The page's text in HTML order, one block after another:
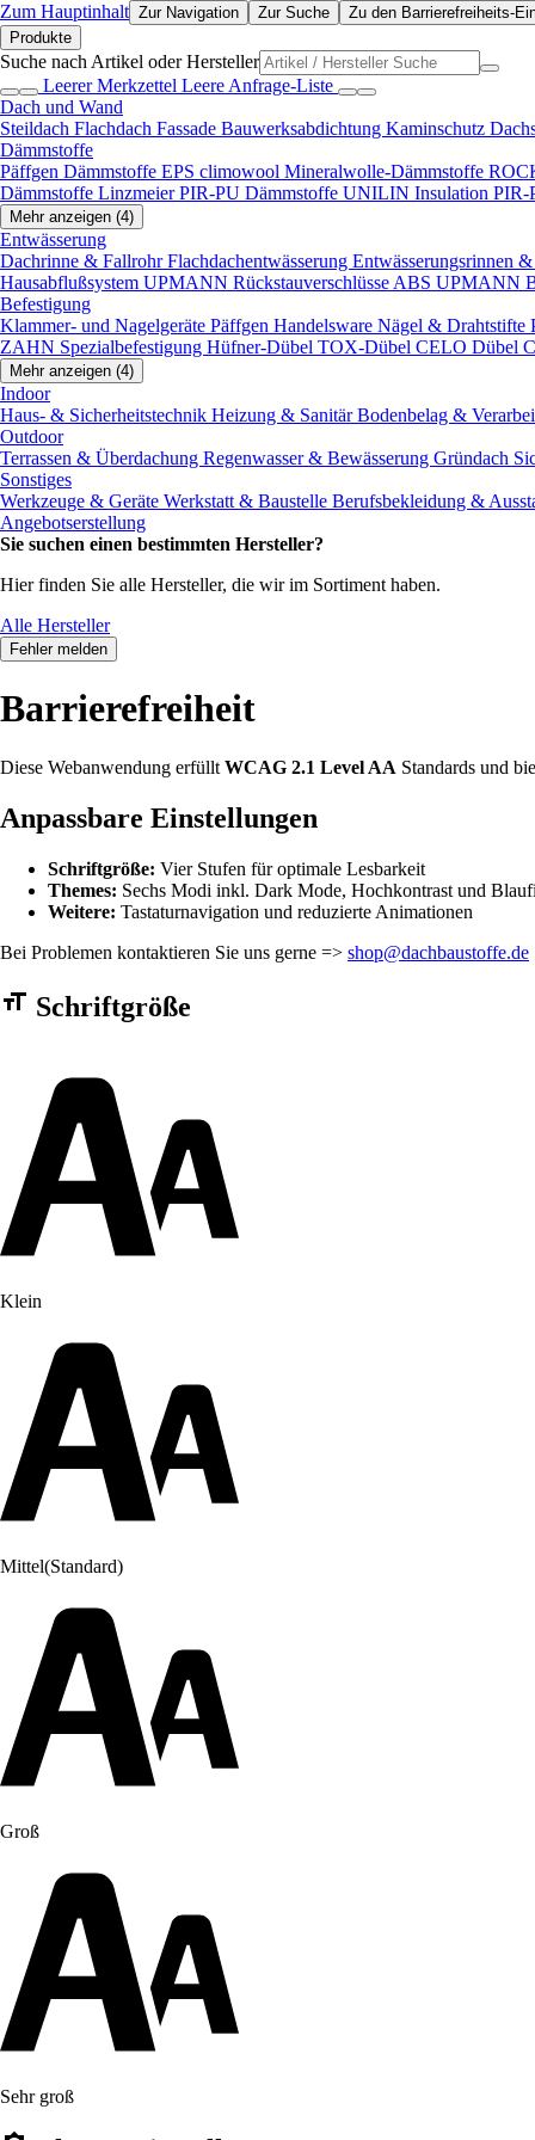
Zum Hauptinhalt Zur Navigation Zur Suche
Zu den Barrierefreiheits-
Produkte
Suche nach Artikel oder Hersteller
Leerer Merkzettel Leere Anfrage-Liste
Dach und Wand
Steildach Flachdach Fassade Bauwerksabdichtung Kaminschutz
Dämmstoffe
Päffgen Dämmstoffe EPS climowool Mineralwolle-Dämmstoffe
Dämmstoffe Linzmeier PIR-PU Dämmstoffe UNILIN Insulation PIR-
Mehr anzeigen (4)
Entwässerung
Dachrinne & FallrohrFlachdachentwässerung Entwässerungsrinnen
Hausabflußsystem UPMANN Rückstauverschlüsse ABS UPMANN
Befestigung
Klammer- und Nagelgeräte Päffgen Handelsware Nägel & Drahtstifte
ZAHN Spezialbefestigung Hüfner-Dübel TOX-Dübel CELO Dübel
Mehr anzeigen (4)
Indoor
Haus- & Sicherheitstechnik Heizung & SanitärBodenbelag &
Outdoor
Terrassen & Überdachung Regenwasser & Bewässerung Gründach
Sonstiges
Werkzeuge & Geräte Werkstatt & Baustelle Berufsbekleidung &
Angebotserstellung
Sie suchen einen bestimmten Hersteller?
Hier finden Sie alle Hersteller, die wir im Sortiment haben.
Alle Hersteller
Fehler melden
Barrierefreiheit
Diese Webanwendung erfüllt WCAG 2.1 Level AA Standards und
Anpassbare Einstellungen
Schriftgröße: Vier Stufen für optimale Lesbarkeit
Themes: Sechs Modi inkl. Dark Mode, Hochkontrast und
Weitere: Tastaturnavigation und reduzierte Animationen
Bei Problemen kontaktieren Sie uns gerne => shop@dachbaustoffe.de
Barrierefreiheit Einstellungen Formular
Schriftgröße
Klein
Mittel(Standard)
Groß
Sehr groß